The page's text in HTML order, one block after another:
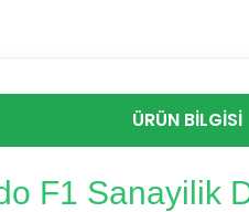
ÜRÜN BILGISI
F1 Sanayilik